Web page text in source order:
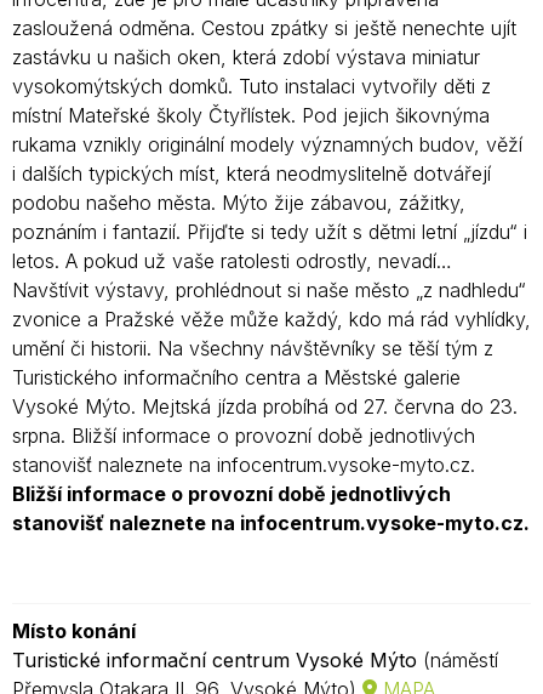
zasloužená odměna. Cestou zpátky si ještě nenechte ujít
zastávku u našich oken, která zdobí výstava miniatur
vysokomýtských domků. Tuto instalaci vytvořily děti z
místní Mateřské školy Čtyřlístek. Pod jejich šikovnýma
rukama vznikly originální modely významných budov, věží
i dalších typických míst, která neodmyslitelně dotvářejí
podobu našeho města. Mýto žije zábavou, zážitky,
poznáním i fantazií. Přijďte si tedy užít s dětmi letní „jízdu“ i
letos. A pokud už vaše ratolesti odrostly, nevadí…
Navštívit výstavy, prohlédnout si naše město „z nadhledu“
zvonice a Pražské věže může každý, kdo má rád vyhlídky,
umění či historii. Na všechny návštěvníky se těší tým z
Turistického informačního centra a Městské galerie
Vysoké Mýto. Mejtská jízda probíhá od 27. června do 23.
srpna. Bližší informace o provozní době jednotlivých
stanovišť naleznete na infocentrum.vysoke-myto.cz.
Bližší informace o provozní době jednotlivých
stanovišť naleznete na infocentrum.vysoke-myto.cz.
Místo konání
Turistické informační centrum Vysoké Mýto (náměstí
Přemysla Otakara II. 96, Vysoké Mýto)
MAPA